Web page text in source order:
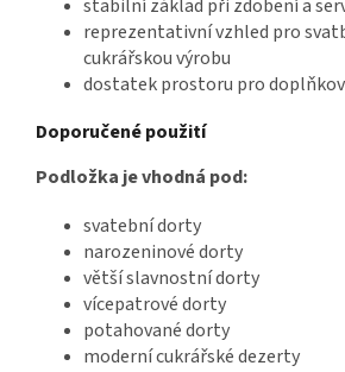
stabilní základ při zdobení a
reprezentativní vzhled pro
cukrářskou výrobu
dostatek prostoru pro
Doporučené použití
Podložka je vhodná pod:
svatební dorty
narozeninové dorty
větší slavnostní dorty
vícepatrové dorty
potahované dorty
moderní cukrářské dezerty